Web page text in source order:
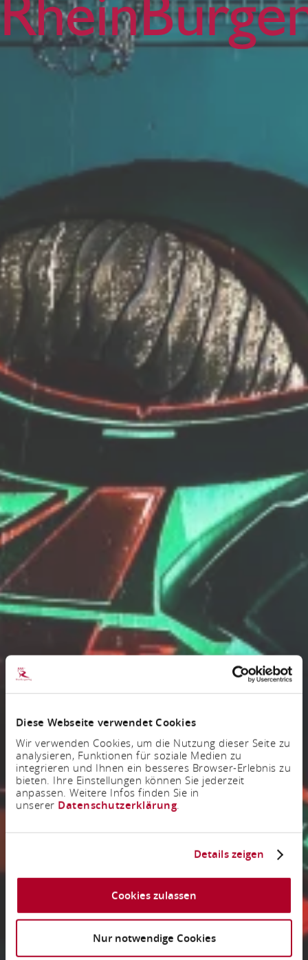
Diese Webseite verwendet Cookies
Wir verwenden Cookies, um die Nutzung dieser Seite zu
analysieren, Funktionen für soziale Medien zu
integrieren und Ihnen ein besseres Browser-Erlebnis zu
bieten. Ihre Einstellungen können Sie jederzeit
anpassen. Weitere Infos finden Sie in
unserer Datenschutzerklärung.
Details zeigen
Cookies zulassen
Nur notwendige Cookies